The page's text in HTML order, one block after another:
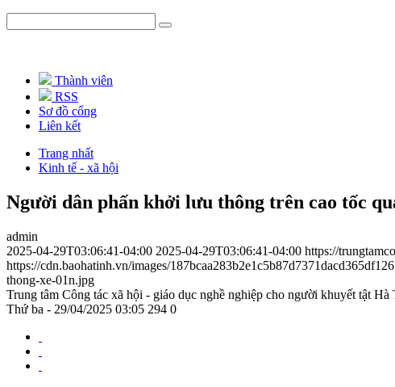
Thành viên
RSS
Sơ đồ cổng
Liên kết
Trang nhất
Kinh tế - xã hội
Người dân phấn khởi lưu thông trên cao tốc
admin
2025-04-29T03:06:41-04:00 2025-04-29T03:06:41-04:00 https://
https://cdn.baohatinh.vn/images/
thong-xe-01n.jpg
Trung tâm Công tác xã hội - giáo dục nghề nghiệp cho người khuyết tật Hà
Thứ ba - 29/04/2025 03:05 294 0